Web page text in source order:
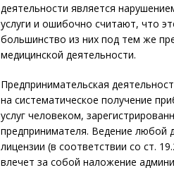
деятельности является
услуги и ошибочно считают, что
большинство из них под тем же
медицинской деятельности.
Предпринимательская
на систематическое получение
услуг человеком,
предпринимателя. Ведение любой
лицензии (в соответствии со ст.
влечет за собой наложение